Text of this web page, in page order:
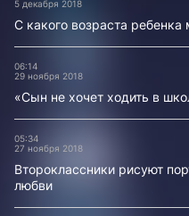
5 декабря 2018
С какого возраста
06:14
29 ноября 2018
«Сын не хочет ходить в
05:34
27 ноября 2018
Второклассники рисуют
любви